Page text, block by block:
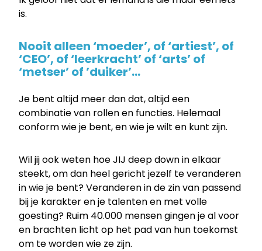
is.
Nooit alleen ‘moeder’, of ‘artiest’, of
‘CEO’, of ‘leerkracht’ of ‘arts’ of
‘metser’ of ’duiker’…
Je bent altijd meer dan dat, altijd een
combinatie van rollen en functies. Helemaal
conform wie je bent, en wie je wilt en kunt zijn.
Wil jij ook weten hoe JIJ deep down in elkaar
steekt, om dan heel gericht jezelf te veranderen
in wie je bent? Veranderen in de zin van passend
bij je karakter en je talenten en met volle
goesting? Ruim 40.000 mensen gingen je al voor
en brachten licht op het pad van hun toekomst
om te worden wie ze zijn.